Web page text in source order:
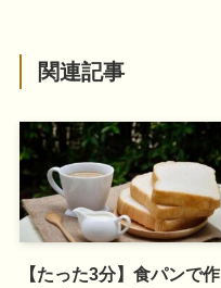
関連記事
【たった3分】食パンで作